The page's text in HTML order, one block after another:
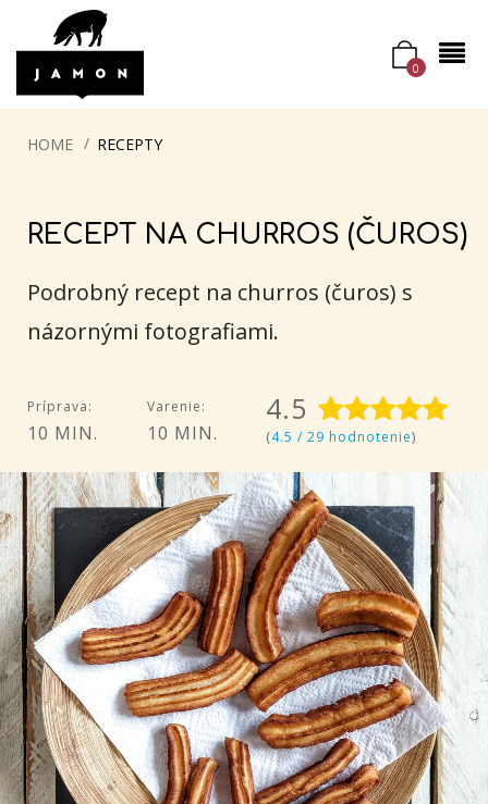
0
HOME RECEPTY
RECEPT NA CHURROS (ČUROS)
Podrobný recept na churros (čuros) s
názornými fotografiami.
Príprava:
10 MIN.
Varenie:
10 MIN.
4.5
(4.5 / 29 hodnotenie)